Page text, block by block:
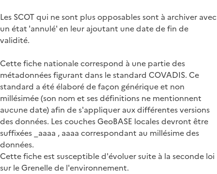
Les SCOT qui ne sont plus opposables sont à archiver avec
un état 'annulé' en leur ajoutant une date de fin de
validité.
Cette fiche nationale correspond à une partie des
métadonnées figurant dans le standard COVADIS. Ce
standard a été élaboré de façon générique et non
millésimée (son nom et ses définitions ne mentionnent
aucune date) afin de s'appliquer aux différentes versions
des données. Les couches GeoBASE locales devront être
suffixées _aaaa , aaaa correspondant au millésime des
données.
Cette fiche est susceptible d'évoluer suite à la seconde loi
sur le Grenelle de l'environnement.